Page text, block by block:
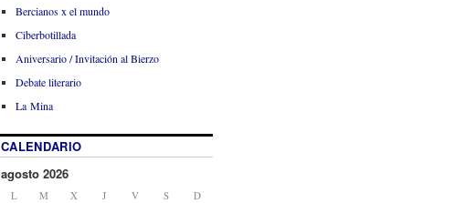
Bercianos x el mundo
Ciberbotillada
Aniversario / Invitación al Bierzo
Debate literario
La Mina
CALENDARIO
agosto 2026
L M X J V S D